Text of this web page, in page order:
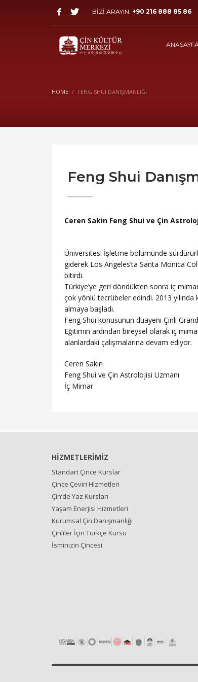
BİZİ ARAYIN: +90 216 888 85 86
ANASAYFA
HOME FENG SHUI DANIŞMANLIĞI
Feng Shui
Ceren Sakin Feng Shui ve Çin
Üniversitesi İşletme bölümünde
giderek Los Angeles’ta Santa Monica
bitirdi.
Türkiye’ye geri döndükten sonra iç
çok yönlü tecrübeler edindi. 2013 yılında
almaya başladı.
Feng Shui konusunun duayeni Çinli
Eğitimin ardından bireysel olarak iç
alanlardaki çalışmalarına devam ediyor.
Ceren Sakin
Feng Shui ve Çin Astrolojisi Uzmanı
İç Mimar
HİZMETLERİMİZ
Standart Çince Kurslar
Çince Çeviri Hizmetleri
Çin’de Yaz Kursları
Yaşam Enerjisi Hizmetleri
Kurumsal Çin Danışmanlığı
Çinliler İçin Türkçe Kursu
İsminizin Çincesi